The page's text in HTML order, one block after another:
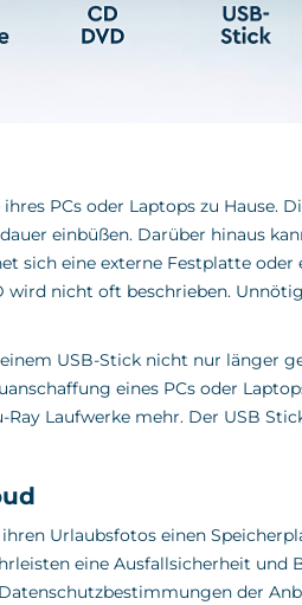
PCs oder Laptops zu Hause.
einbüßen. Darüber hinaus
eine externe Festplatte oder
nicht oft beschrieben.
USB-Stick nicht nur länger
eines PCs oder
Laufwerke mehr. Der USB
Urlaubsfotos einen
eine Ausfallsicherheit
der